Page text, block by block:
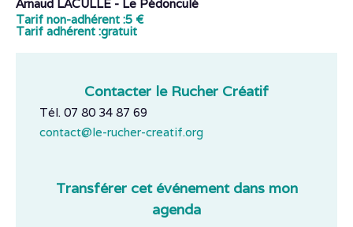
Arnaud LACULLE - Le Pédonculé
Tarif non-adhérent :5 €
Tarif adhérent :gratuit
Contacter le Rucher Créatif
Tél. 07 80 34 87 69
contact@le-rucher-creatif.org
Transférer cet événement dans mon
agenda